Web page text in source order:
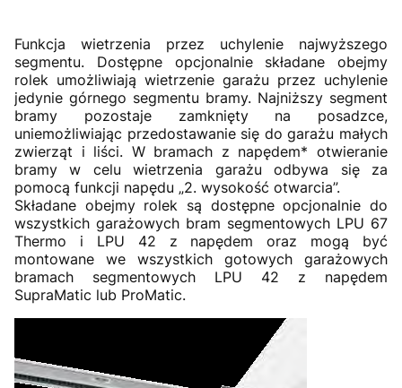
Funkcja wietrzenia przez uchylenie najwyższego
segmentu. Dostępne opcjonalnie składane obejmy
rolek umożliwiają wietrzenie garażu przez uchylenie
jedynie górnego segmentu bramy. Najniższy segment
bramy pozostaje zamknięty na posadzce,
uniemożliwiając przedostawanie się do garażu małych
zwierząt i liści. W bramach z napędem* otwieranie
bramy w celu wietrzenia garażu odbywa się za
pomocą funkcji napędu „2. wysokość otwarcia”.
Składane obejmy rolek są dostępne opcjonalnie do
wszystkich garażowych bram segmentowych LPU 67
Thermo i LPU 42 z napędem oraz mogą być
montowane we wszystkich gotowych garażowych
bramach segmentowych LPU 42 z napędem
SupraMatic lub ProMatic.